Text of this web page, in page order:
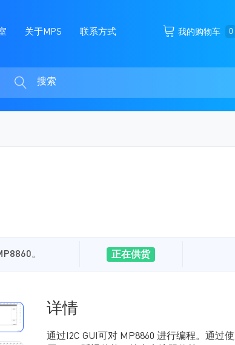
关于MPS 联系方式 我的购物车 0
搜索
。 正在供货
详情
通过I2C GUI可对 MP8860 进行编程。通过